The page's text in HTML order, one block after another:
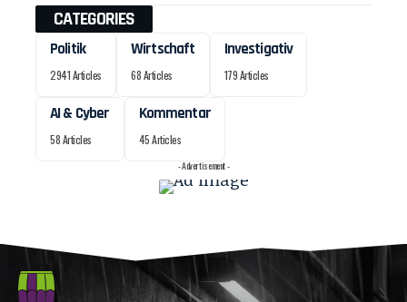
CATEGORIES
Politik
2941 Articles
Wirtschaft
68 Articles
Investigativ
179 Articles
AI & Cyber
58 Articles
Kommentar
45 Articles
- Advertisement -